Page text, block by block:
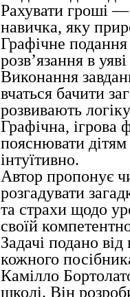
Рахувати гроші
навичка, яку
Графічне
розв’язання в
Виконання
вчаться бачити
розвивають
Графічна, ігрова
пояснювати дітям
інтуїтивно.
Автор пропонує
розгадувати
та страхи щодо
своїй
Задачі подано
кожного
Камілло
школі. Він